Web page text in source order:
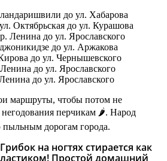
до ул. Хабарова
Октябрьская до ул. Курашова
Ленина до ул. Ярославского
до ул. Аржакова
до ул. Чернышевского
до ул. Ярославского
до ул. Ярославского
маршруты, чтобы потом не
негодования перчикам 🌶. Народ
пыльным дорогам города.
Грибок на ногтях стирается как
ластиком! Простой домашний